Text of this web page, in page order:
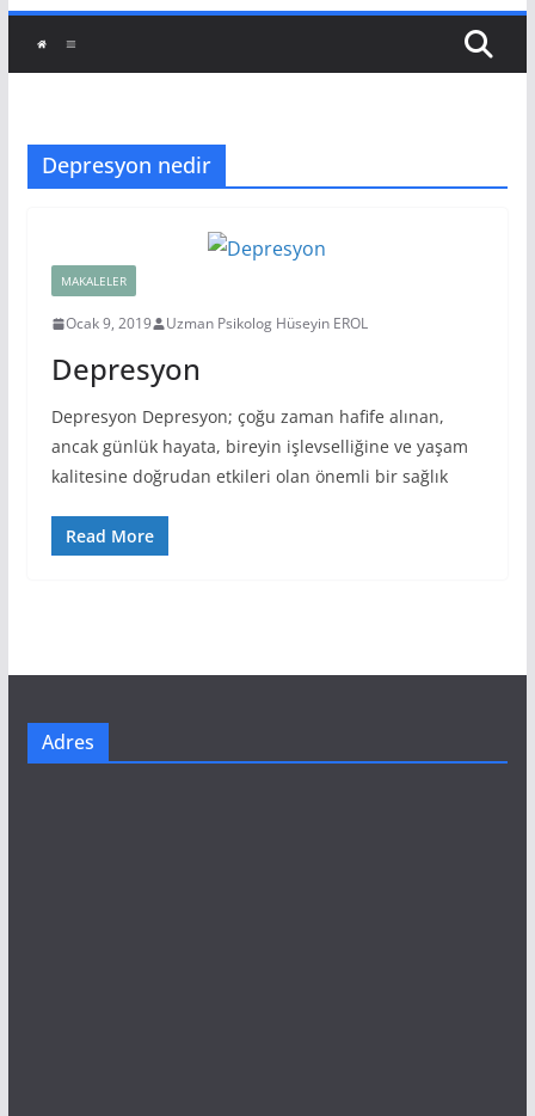
Depresyon nedir
MAKALELER
Ocak 9, 2019 Uzman Psikolog Hüseyin EROL
Depresyon
Depresyon Depresyon; çoğu zaman hafife alınan,
ancak günlük hayata, bireyin işlevselliğine ve yaşam
kalitesine doğrudan etkileri olan önemli bir sağlık
Read More
Adres